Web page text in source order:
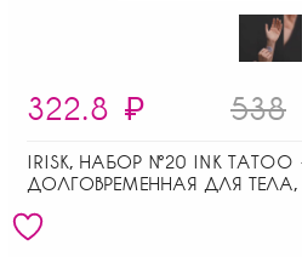
322.8 ₽ 538
IRISK, НАБОР №20 INK
ДОЛГОВРЕМЕННАЯ ДЛЯ